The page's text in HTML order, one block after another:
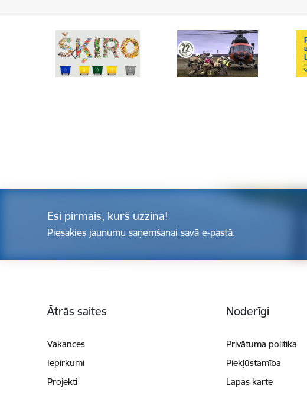
Esi pirmais, kurš uzzina!
Piesakies jaunumu saņemšanai savā e-pastā.
Ātrās saites
Vakances
Iepirkumi
Projekti
Noderīgi
Privātuma politika
Piekļūstamība
Lapas karte